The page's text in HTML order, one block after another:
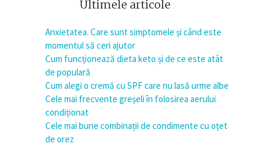
Ultimele articole
Anxietatea. Care sunt simptomele și când este
momentul să ceri ajutor
Cum funcționează dieta keto și de ce este atât
de populară
Cum alegi o cremă cu SPF care nu lasă urme albe
Cele mai frecvente greșeli în folosirea aerului
condiționat
Cele mai bune combinații de condimente cu oțet
de orez